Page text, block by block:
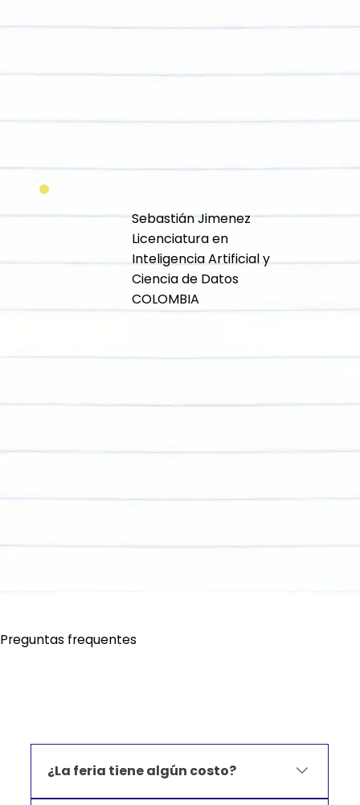
Sebastián Jimenez
Licenciatura en
Inteligencia Artificial y
Ciencia de Datos
COLOMBIA
¿La feria tiene algún costo?
Preguntas frequentes